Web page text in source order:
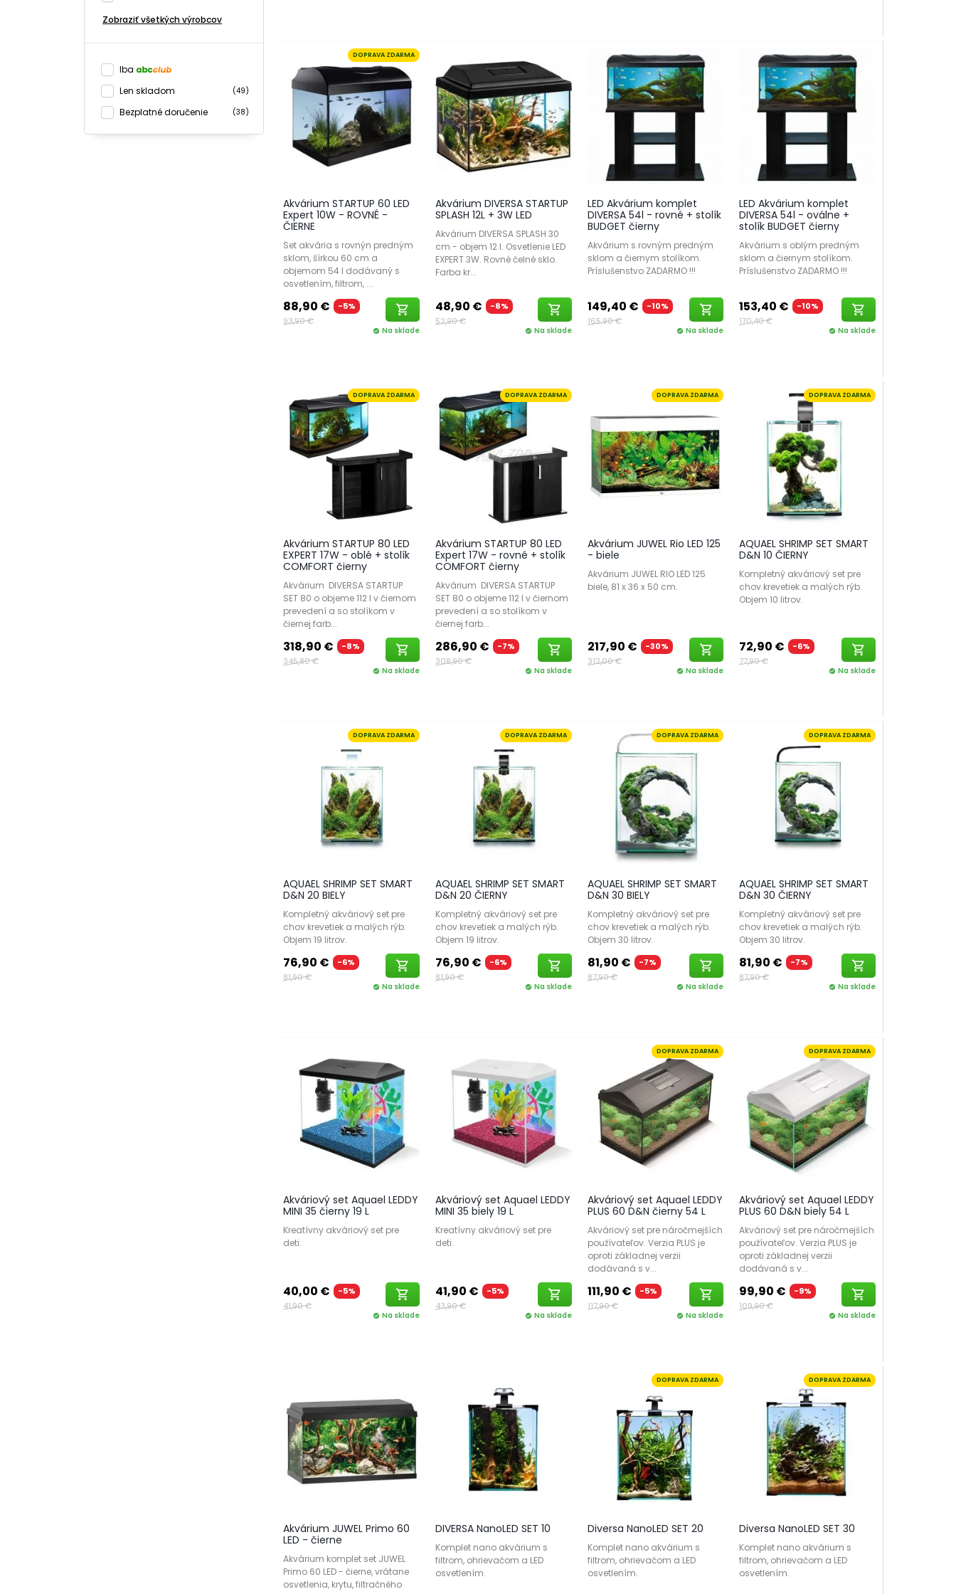
Zobraziť všetkých výrobcov
Iba
Len skladom
(49)
Bezplatné doručenie (38)
DOPRAVA ZDARMA
Akvárium STARTUP 60 LED
Expert 10W - ROVNÉ -
ČIERNE
Set akvária s rovnýn predným
sklom, šírkou 60 cm a
objemom 54 l dodávaný s
osvetlením, filtrom, ...
88,90 €
-5%
93,90 €
shopping_cart
check_circle Na sklade
Akvárium DIVERSA STARTUP
SPLASH 12L + 3W LED
Akvárium DIVERSA SPLASH 30
cm - objem 12 l. Osvetlenie LED
EXPERT 3W. Rovné čelné sklo.
Farba kr...
48,90 €
-8%
52,90 €
shopping_cart
check_circle Na sklade
LED Akvárium komplet
DIVERSA 54l - rovné + stolík
BUDGET čierny
Akvárium s rovným predným
sklom a čiernym stolíkom.
Príslušenstvo ZADARMO !!!
149,40 €
-10%
165,90 €
shopping_cart
check_circle Na sklade
LED Akvárium komplet
DIVERSA 54l - oválne +
stolík BUDGET čierny
Akvárium s oblým predným
sklom a čiernym stolíkom.
Príslušenstvo ZADARMO !!!
153,40 €
-10%
170,40 €
shopping_cart
check_circle Na sklade
DOPRAVA ZDARMA
Akvárium STARTUP 80 LED
EXPERT 17W - oblé + stolík
COMFORT čierny
Akvárium DIVERSA STARTUP
SET 80 o objeme 112 l v čiernom
prevedení a so stolíkom v
čiernej farb...
318,90 €
-8%
345,80 €
shopping_cart
check_circle Na sklade
DOPRAVA ZDARMA
Akvárium STARTUP 80 LED
Expert 17W - rovné + stolík
COMFORT čierny
Akvárium DIVERSA STARTUP
SET 80 o objeme 112 l v čiernom
prevedení a so stolíkom v
čiernej farb...
286,90 €
-7%
308,90 €
shopping_cart
check_circle Na sklade
DOPRAVA ZDARMA
Akvárium JUWEL Rio LED 125
- biele
Akvárium JUWEL RIO LED 125
biele, 81 x 36 x 50 cm.
217,90 €
-30%
312,00 €
shopping_cart
check_circle Na sklade
DOPRAVA ZDARMA
AQUAEL SHRIMP SET SMART
D&N 10 ČIERNY
Kompletný akváriový set pre
chov krevetiek a malých rýb.
Objem 10 litrov.
72,90 €
-6%
77,90 €
shopping_cart
check_circle Na sklade
DOPRAVA ZDARMA
AQUAEL SHRIMP SET SMART
D&N 20 BIELY
Kompletný akváriový set pre
chov krevetiek a malých rýb.
Objem 19 litrov.
76,90 €
-6%
81,90 €
shopping_cart
check_circle Na sklade
DOPRAVA ZDARMA
AQUAEL SHRIMP SET SMART
D&N 20 ČIERNY
Kompletný akváriový set pre
chov krevetiek a malých rýb.
Objem 19 litrov.
76,90 €
-6%
81,90 €
shopping_cart
check_circle Na sklade
DOPRAVA ZDARMA
AQUAEL SHRIMP SET SMART
D&N 30 BIELY
Kompletný akváriový set pre
chov krevetiek a malých rýb.
Objem 30 litrov.
81,90 €
-7%
87,90 €
shopping_cart
check_circle Na sklade
DOPRAVA ZDARMA
AQUAEL SHRIMP SET SMART
D&N 30 ČIERNY
Kompletný akváriový set pre
chov krevetiek a malých rýb.
Objem 30 litrov.
81,90 €
-7%
87,90 €
shopping_cart
check_circle Na sklade
Akváriový set Aquael LEDDY
MINI 35 čierny 19 L
Kreatívny akváriový set pre
deti.
40,00 €
-5%
41,90 €
shopping_cart
check_circle Na sklade
Akváriový set Aquael LEDDY
MINI 35 biely 19 L
Kreatívny akváriový set pre
deti.
41,90 €
-5%
43,90 €
shopping_cart
check_circle Na sklade
DOPRAVA ZDARMA
Akváriový set Aquael LEDDY
PLUS 60 D&N čierny 54 L
Akváriový set pre náročmejších
používateľov. Verzia PLUS je
oproti základnej verzii
dodávaná s v...
111,90 €
-5%
117,90 €
shopping_cart
check_circle Na sklade
DOPRAVA ZDARMA
Akváriový set Aquael LEDDY
PLUS 60 D&N biely 54 L
Akváriový set pre náročmejších
používateľov. Verzia PLUS je
oproti základnej verzii
dodávaná s v...
99,90 €
-9%
109,90 €
shopping_cart
check_circle Na sklade
Akvárium JUWEL Primo 60
LED - čierne
Akvárium komplet set JUWEL
Primo 60 LED - čierne, vrátane
osvetlenia, krytu, filtračného
DIVERSA NanoLED SET 10
Komplet nano akvárium s
filtrom, ohrievačom a LED
osvetlením.
DOPRAVA ZDARMA
Diversa NanoLED SET 20
Komplet nano akvárium s
filtrom, ohrievačom a LED
osvetlením.
DOPRAVA ZDARMA
Diversa NanoLED SET 30
Komplet nano akvárium s
filtrom, ohrievačom a LED
osvetlením.